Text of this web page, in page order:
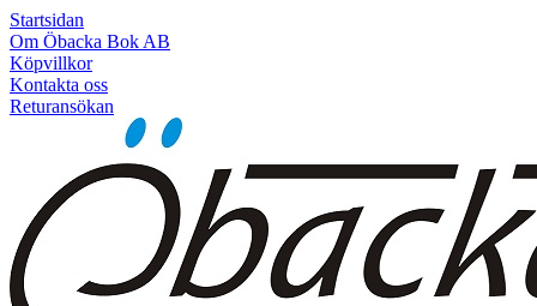
Startsidan
Om Öbacka Bok AB
Köpvillkor
Kontakta oss
Returansökan